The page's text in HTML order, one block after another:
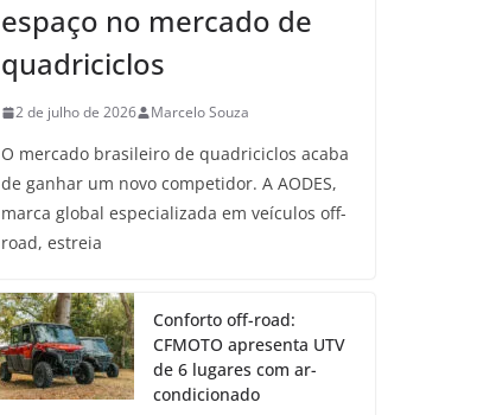
espaço no mercado de
quadriciclos
2 de julho de 2026 Marcelo Souza
O mercado brasileiro de quadriciclos acaba
de ganhar um novo competidor. A AODES,
marca global especializada em veículos off-
road, estreia
Conforto off-road:
CFMOTO apresenta UTV
de 6 lugares com ar-
condicionado